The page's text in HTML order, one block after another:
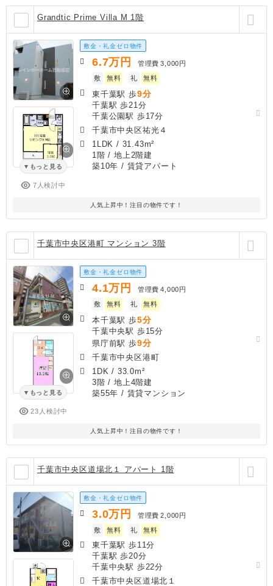
Grandtic Prime Villa M 1階
もっと見る
7人検討中
敷金・礼金ゼロ物件
6.7万円 管理費 3,000円
敷
無料 礼 無料
東千葉駅 歩9分
千葉駅 歩21分
千葉公園駅 歩17分
千葉市中央区祐光４
1LDK / 31.43m²
1階 / 地上2階建
築10年 / 賃貸アパート
人気上昇中！注目の物件です！
千葉市中央区港町 マンション 3階
もっと見る
23人検討中
敷金・礼金ゼロ物件
4.1万円 管理費 4,000円
敷
無料 礼 無料
本千葉駅 歩5分
千葉中央駅 歩15分
県庁前駅 歩9分
千葉市中央区港町
1DK / 33.0m²
3階 / 地上4階建
築55年 / 賃貸マンション
人気上昇中！注目の物件です！
千葉市中央区道場北１ アパート 1階
敷金・礼金ゼロ物件
3.0万円 管理費 2,000円
敷
無料 礼 無料
東千葉駅 歩11分
千葉駅 歩20分
千葉中央駅 歩22分
千葉市中央区道場北１